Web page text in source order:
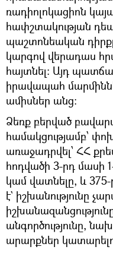
ռադիոլոկացիոն
հափշտակության
պաշտոնեական
կարգով վերադաս
հայտնել։ Այդ
իրավապահ
ամիսներ անց:
Ձեռք բերված
համակցությամբ՝
առաջադրվել՝ ՀՀ
հոդվածի 3-րդ մասի
կամ վատնելը, և
է` իշխանությունը
անգործությունը,
արարքներ